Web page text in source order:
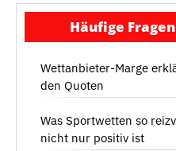
Häufige
Wettanbieter-Marge
den Quoten
Was Sportwetten so
nicht nur positiv ist